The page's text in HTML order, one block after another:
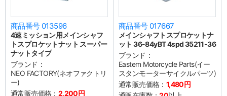
商品番号 013596
4速ミッション用メインシャフ
トスプロケットナット スーパー
ナットタイプ
ブランド：
NEO FACTORY(ネオファクトリ
ー)
通常販売価格： 2,200円
商品番号 017667
メインシャフトスプロケットナ
ット 36-84yBT 4spd 35211-36
ブランド：
Eastern Motorcycle Parts(イー
スタンモーターサイクルパーツ)
通常販売価格： 1,480円